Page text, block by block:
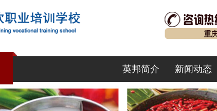
英邦简介 新闻动态